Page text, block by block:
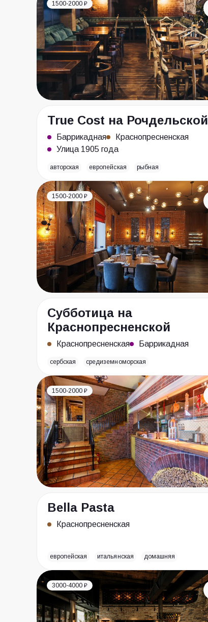
1500-2000 ₽
True Cost на Рочдельской
Баррикадная
Краснопресненская
Улица 1905 года
авторская европейская рыбная
1500-2000 ₽
Субботица на
Краснопресненской
Краснопресненская Баррикадная
сербская средиземноморская
1500-2000 ₽
Bella Pasta
Краснопресненская
европейская итальянская домашняя
3000-4000 ₽